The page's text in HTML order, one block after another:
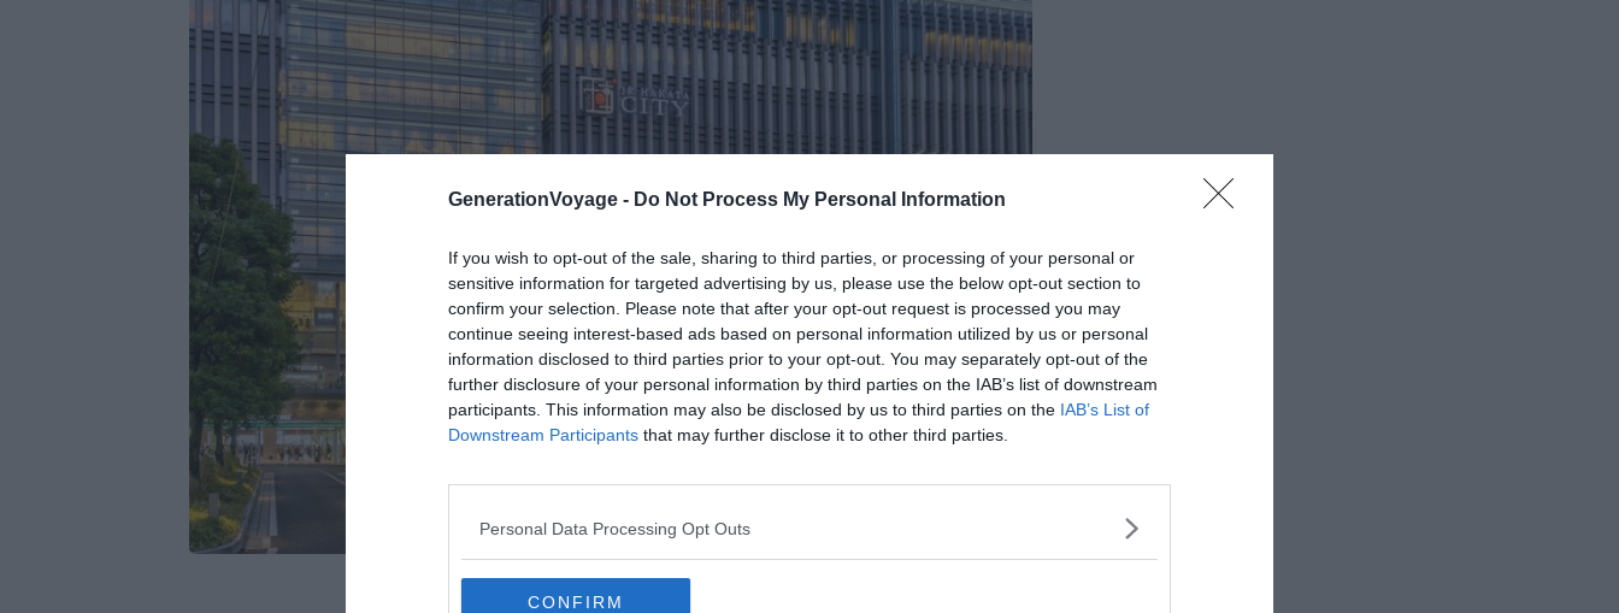
GenerationVoyage - Do Not Process My Personal Information
If you wish to opt-out of the sale, sharing to third parties, or processing of your personal or
sensitive information for targeted advertising by us, please use the below opt-out section to
confirm your selection. Please note that after your opt-out request is processed you may
continue seeing interest-based ads based on personal information utilized by us or personal
information disclosed to third parties prior to your opt-out. You may separately opt-out of the
further disclosure of your personal information by third parties on the IAB’s list of downstream
participants. This information may also be disclosed by us to third parties on the IAB’s List of
Downstream Participants that may further disclose it to other third parties.
Personal Data Processing Opt Outs
CONFIRM